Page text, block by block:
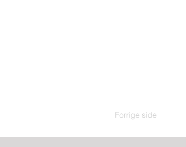
Forrige side